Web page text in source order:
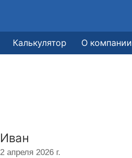
Калькулятор О компании
Иван
2 апреля 2026 г.